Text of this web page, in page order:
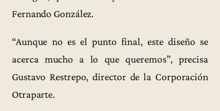
Fernando González.
“Aunque no es el punto final, este diseño se
acerca mucho a lo que queremos”, precisa
Gustavo Restrepo, director de la Corporación
Otraparte.